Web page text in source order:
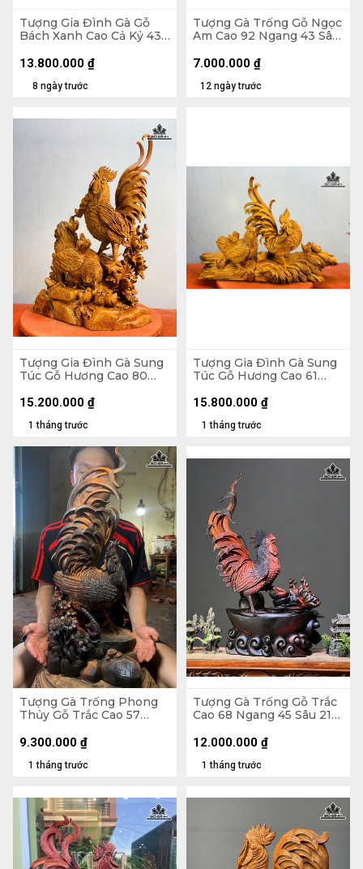
Tượng Gia Đình Gà Gỗ
Bách Xanh Cao Cả Kỷ 43
Kỷ Cao 15
8 ngày trước
13.800.000 ₫
Tượng Gà Trống Gỗ Ngọc
Am Cao 92 Ngang 43 Sâu
12 ngày trước
7.000.000 ₫
Tượng Gia Đình Gà Sung
Túc Gỗ Hương Cao 80
1 tháng trước
15.200.000 ₫
Tượng Gia Đình Gà Sung
Túc Gỗ Hương Cao 61
1 tháng trước
15.800.000 ₫
Tượng Gà Trống Phong
Thủy Gỗ Trắc Cao 57
1 tháng trước
9.300.000 ₫
Tượng Gà Trống Gỗ Trắc
Cao 68 Ngang 45 Sâu 21
1 tháng trước
12.000.000 ₫